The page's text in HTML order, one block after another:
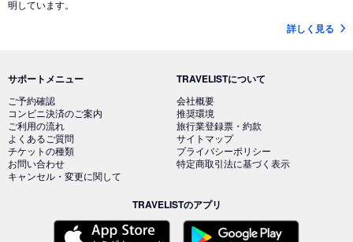
明しています。
詳しく見る
サポートメニュー
ご予約確認
コンビニ決済のご案内
ご利用の流れ
よくあるご質問
チケットの種類
お問い合わせ
キャンセル・変更に関して
TRAVELISTについて
会社概要
推奨環境
旅行業登録票・約款
サイトマップ
プライバシーポリシー
特定商取引法に基づく表示
TRAVELISTのアプリ